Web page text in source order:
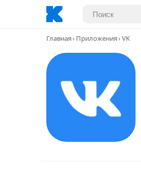
Главная Приложения VK